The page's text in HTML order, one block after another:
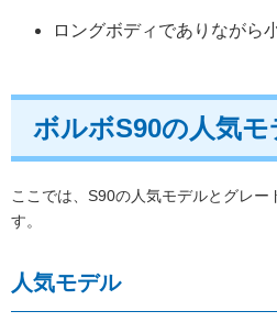
ロングボディでありながら
ボルボS90の人気
ここでは、S90の人気モデルとグレー
す。
人気モデル